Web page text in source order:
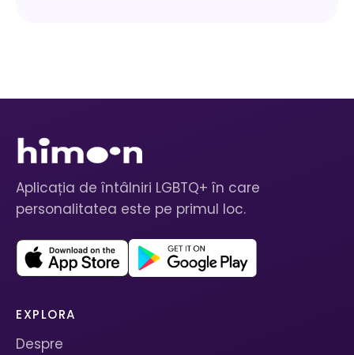
Aplicația de întâlniri LGBTQ+ în care
personalitatea este pe primul loc.
EXPLORA
Despre